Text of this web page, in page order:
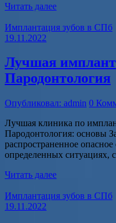
Читать далее
Имплантация зубов в СПб
19.11.2022
Лучшая
Пародонтология
Опубликовал: admin 0
Лучшая клиника по
Пародонтология: основы
распространенное
определенных ситуациях,
Читать далее
Имплантация зубов в СПб
19.11.2022